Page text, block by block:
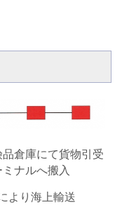
倉庫にて貨物引受
ナルへ搬入
より海上輸送